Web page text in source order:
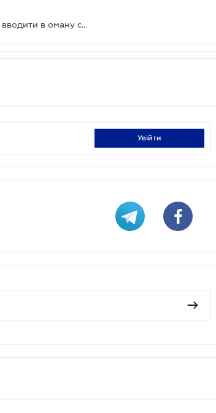
Реклама кредитів та депозитів більше не буде вводити в оману споживачів
увійти